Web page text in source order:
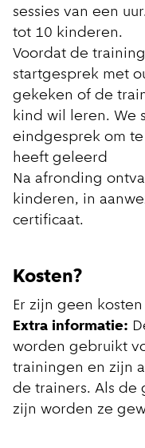
sessies van een
tot 10 kinderen.
Voordat de
startgesprek met
gekeken of de
kind wil leren. We
eindgesprek om
heeft geleerd
Na afronding
kinderen, in
certificaat.
Kosten?
Er zijn geen
Extra informatie:
worden gebruikt
trainingen en zijn
de trainers. Als de
zijn worden ze